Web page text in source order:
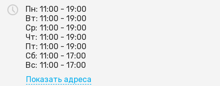
Пн: 11:00 - 19:00
Вт: 11:00 - 19:00
Ср: 11:00 - 19:00
Чт: 11:00 - 19:00
Пт: 11:00 - 19:00
Сб: 11:00 - 17:00
Вс: 11:00 - 17:00
Показать адреса